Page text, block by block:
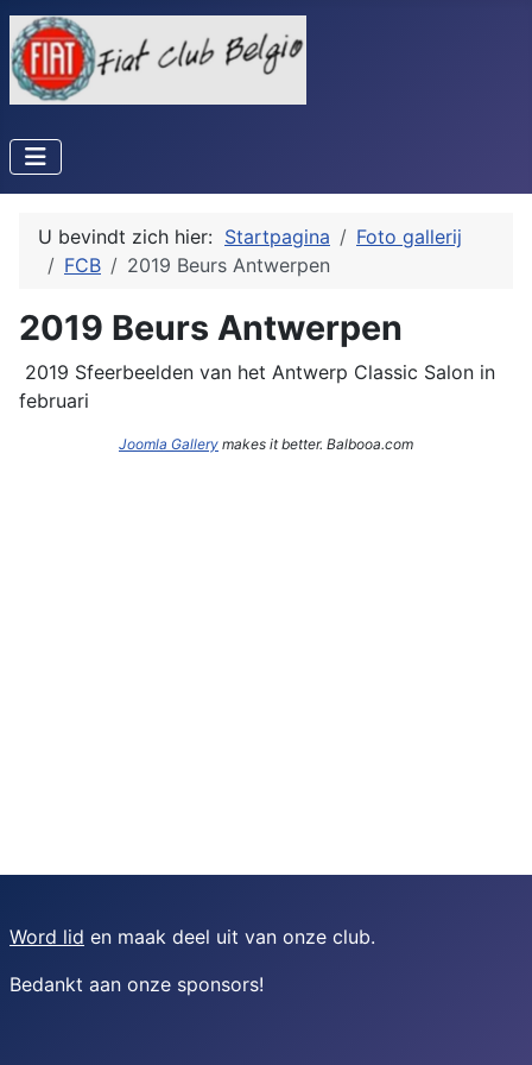
U bevindt zich hier: Startpagina
Foto gallerij
FCB
2019 Beurs Antwerpen
2019 Beurs Antwerpen
2019 Sfeerbeelden van het Antwerp Classic Salon in
februari
Joomla Gallery makes it better. Balbooa.com
Word lid en maak deel uit van onze club.
Bedankt aan onze sponsors!